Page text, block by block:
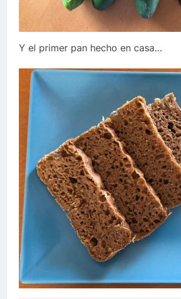
Y el primer pan hecho en casa…